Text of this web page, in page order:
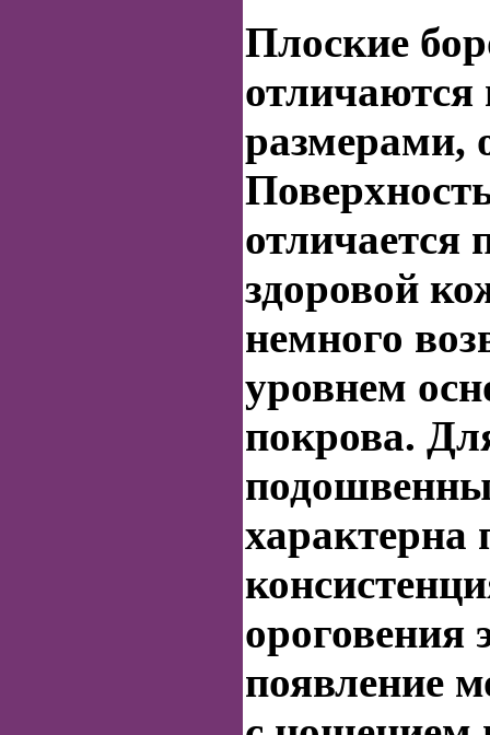
Плоские
размерами,
отличается
здоровой
немного
уровнем
покрова.
характерна
ороговения
появление